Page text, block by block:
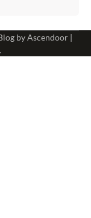
byAscendoor |
.